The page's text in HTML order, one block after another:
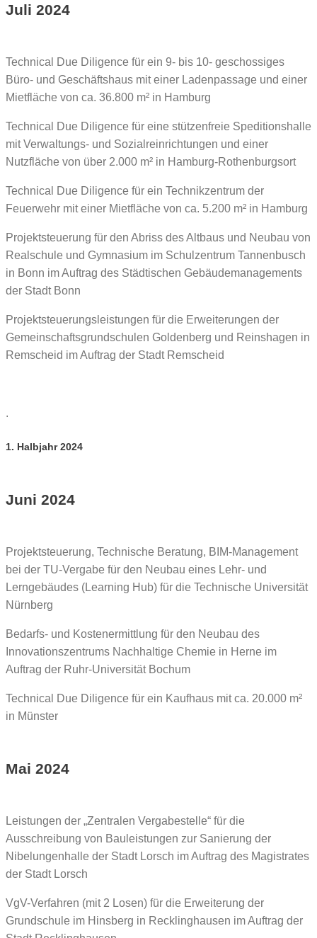
Juli 2024
Technical Due Diligence für ein 9- bis 10- geschossiges
Büro- und Geschäftshaus mit einer Ladenpassage und einer
Mietfläche von ca. 36.800 m² in Hamburg
Technical Due Diligence für eine stützenfreie Speditionshalle
mit Verwaltungs- und Sozialreinrichtungen und einer
Nutzfläche von über 2.000 m² in Hamburg-Rothenburgsort
Technical Due Diligence für ein Technikzentrum der
Feuerwehr mit einer Mietfläche von ca. 5.200 m² in Hamburg
Projektsteuerung für den Abriss des Altbaus und Neubau von
Realschule und Gymnasium im Schulzentrum Tannenbusch
in Bonn im Auftrag des Städtischen Gebäudemanagements
der Stadt Bonn
Projektsteuerungsleistungen für die Erweiterungen der
Gemeinschaftsgrundschulen Goldenberg und Reinshagen in
Remscheid im Auftrag der Stadt Remscheid
.
1. Halbjahr 2024
Juni 2024
Projektsteuerung, Technische Beratung, BIM-Management
bei der TU-Vergabe für den Neubau eines Lehr- und
Lerngebäudes (Learning Hub) für die Technische Universität
Nürnberg
Bedarfs- und Kostenermittlung für den Neubau des
Innovationszentrums Nachhaltige Chemie in Herne im
Auftrag der Ruhr-Universität Bochum
Technical Due Diligence für ein Kaufhaus mit ca. 20.000 m²
in Münster
Mai 2024
Leistungen der „Zentralen Vergabestelle“ für die
Ausschreibung von Bauleistungen zur Sanierung der
Nibelungenhalle der Stadt Lorsch im Auftrag des Magistrates
der Stadt Lorsch
VgV-Verfahren (mit 2 Losen) für die Erweiterung der
Grundschule im Hinsberg in Recklinghausen im Auftrag der